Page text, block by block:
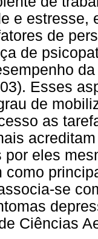
e estresse,
de
de
Esses
de
as
por eles
como
se
Ciências